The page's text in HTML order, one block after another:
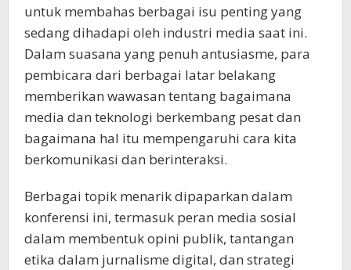
untuk membahas berbagai isu penting yang
sedang dihadapi oleh industri media saat ini.
Dalam suasana yang penuh antusiasme, para
pembicara dari berbagai latar belakang
memberikan wawasan tentang bagaimana
media dan teknologi berkembang pesat dan
bagaimana hal itu mempengaruhi cara kita
berkomunikasi dan berinteraksi.
Berbagai topik menarik dipaparkan dalam
konferensi ini, termasuk peran media sosial
dalam membentuk opini publik, tantangan
etika dalam jurnalisme digital, dan strategi